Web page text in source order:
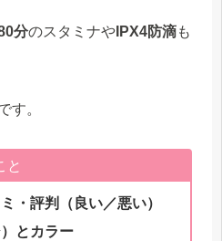
分のスタミナや IPX4防滴も
す。
と
・評判（良い／悪い）
とカラー